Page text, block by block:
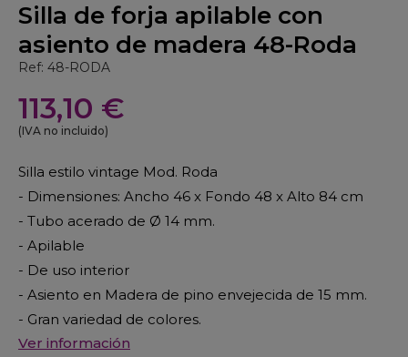
Silla de forja apilable con
asiento de madera 48-Roda
Ref: 48-RODA
113,10 €
(IVA no incluido)
Silla estilo vintage Mod. Roda
- Dimensiones: Ancho 46 x Fondo 48 x Alto 84 cm
- Tubo acerado de Ø 14 mm.
- Apilable
- De uso interior
- Asiento en Madera de pino envejecida de 15 mm.
- Gran variedad de colores.
Ver información